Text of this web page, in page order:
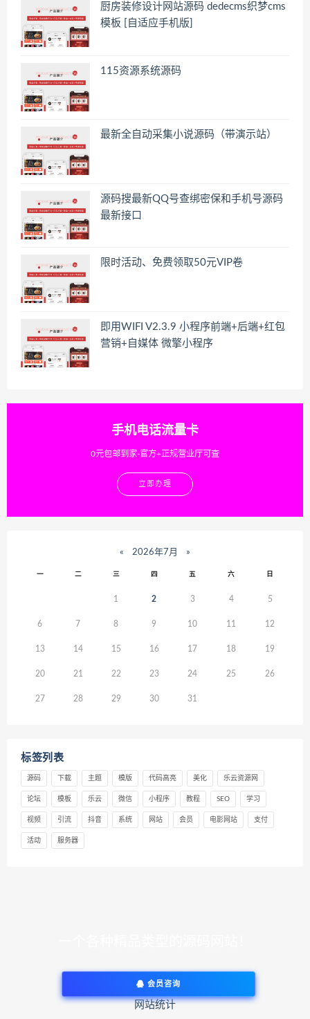
厨房装修设计网站源码 dedecms织梦cms
模板 [自适应手机版]
115资源系统源码
最新全自动采集小说源码（带演示站）
源码搜最新QQ号查绑密保和手机号源码
最新接口
限时活动、免费领取50元VIP卷
即用WIFI V2.3.9 小程序前端+后端+红包
营销+自媒体 微擎小程序
手机电话流量卡
0元包邮到家-官方+正规营业厅可查
立即办理
« 2026年7月 »
一 二 三 四 五 六 日
1 2 3 4 5
6 7 8 9 10 11 12
13 14 15 16 17 18 19
20 21 22 23 24 25 26
27 28 29 30 31
标签列表
源码 下载 主题 模版 代码高亮 美化 乐云资源网
论坛 模板 乐云 微信 小程序 教程 SEO 学习
视频 引流 抖音 系统 网站 会员 电影网站 支付
活动 服务器
会员咨询
网站统计